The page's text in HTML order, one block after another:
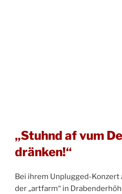
„Stuhnd af vum
dränken!“
Bei ihrem Unplugged-Konzert
der „artfarm“ in